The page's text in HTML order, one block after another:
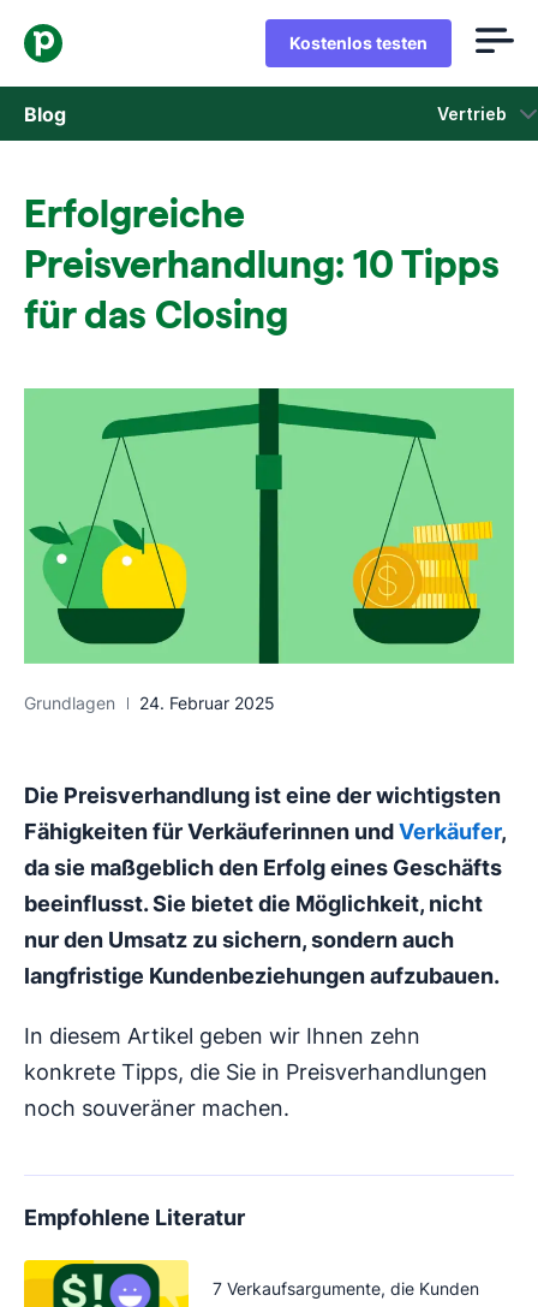
Kostenlos testen
Blog Vertrieb
Marketing
Produkt-Updates
Erfolgreiche
Preisverhandlung: 10 Tipps
für das Closing
Grundlagen 24. Februar 2025
Die Preisverhandlung ist eine der wichtigsten
Fähigkeiten für Verkäuferinnen undVerkäufer,
da sie maßgeblich den Erfolg eines Geschäfts
beeinflusst. Sie bietet die Möglichkeit, nicht
nur den Umsatz zu sichern, sondern auch
langfristige Kundenbeziehungen aufzubauen.
In diesem Artikel geben wir Ihnen zehn
konkrete Tipps, die Sie in Preisverhandlungen
noch souveräner machen.
Empfohlene Literatur
7 Verkaufsargumente, die Kunden